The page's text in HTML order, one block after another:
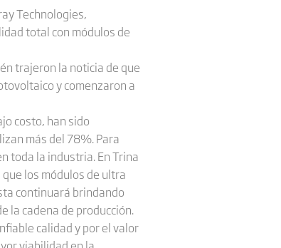
Technologies,
total con módulos de
trajeron la noticia de que
y comenzaron a
costo, han sido
más del 78%. Para
toda la industria. En Trina
los módulos de ultra
continuará brindando
la cadena de producción.
calidad y por el valor